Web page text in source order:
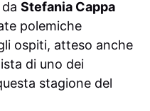
Stefania Cappa
polemiche
ospiti, atteso anche
di uno dei
stagione del